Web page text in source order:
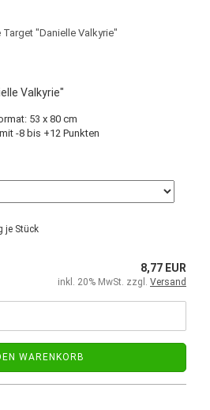
Valkyrie"
53 x 80 cm
-8 bis +12 Punkten
je Stück
8,77 EUR
inkl. 20% MwSt. zzgl. Versand
WARENKORB